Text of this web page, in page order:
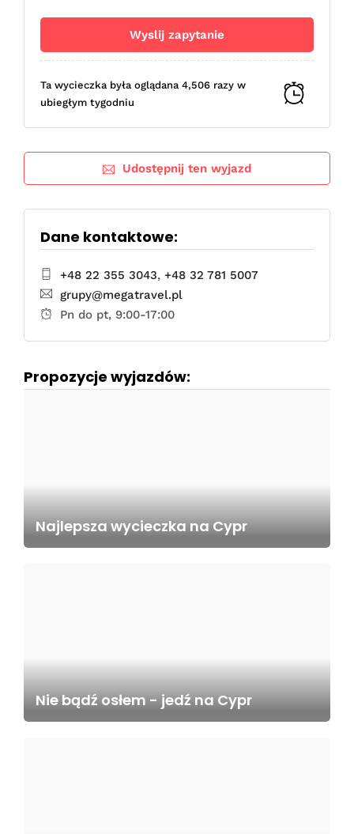
Ta wycieczka była oglądana 4,506 razy w
ubiegłym tygodniu
Udostępnij ten wyjazd
Dane kontaktowe:
+48 22 355 3043, +48 32 781 5007
grupy@megatravel.pl
Pn do pt, 9:00-17:00
Propozycje wyjazdów:
Najlepsza wycieczka na Cypr
Nie bądź osłem - jedź na Cypr